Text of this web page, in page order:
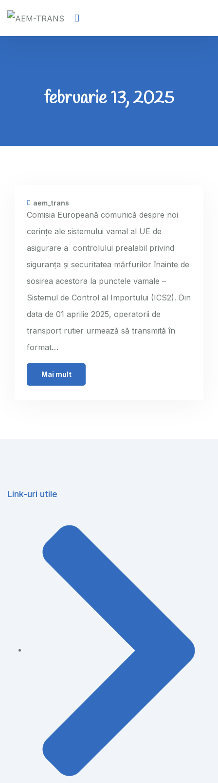
februarie 13, 2025
aem_trans
Comisia Europeană comunică despre noi
cerințe ale sistemului vamal al UE de
asigurare a controlului prealabil privind
siguranța și securitatea mărfurilor înainte de
sosirea acestora la punctele vamale –
Sistemul de Control al Importului (ICS2). Din
data de 01 aprilie 2025, operatorii de
transport rutier urmează să transmită în
format…
Mai mult
Link-uri utile